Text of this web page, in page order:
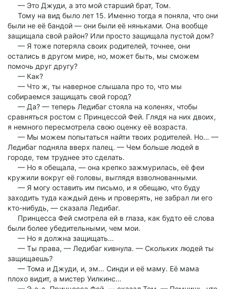
— Это Джуди, а это мой старший брат, Том.
Тому на вид было лет 15. Именно тогда я поняла, что они
были не её бандой — они были её няньками. Она вообще
защищала свой район? Или просто защищала пустой дом?
— Я тоже потеряла своих родителей, точнее, они
остались в другом мире, но, может быть, мы сможем
помочь друг другу?
— Как?
— Что ж, ты наверное слышала про то, что мы
собираемся защищать свой город?
— Да? — теперь Ледибаг стояла на коленях, чтобы
сравняться ростом с Принцессой Фей. Глядя на них двоих,
я немного пересмотрела свою оценку её возраста.
— Мы можем попытаться найти твоих родителей. Но… —
Ледибаг подняла вверх палец. — Чем больше людей в
городе, тем труднее это сделать.
— Но я обещала, — она крепко зажмурилась, её феи
кружили вокруг её головы, выглядя взволнованными.
— Я могу оставить им письмо, и я обещаю, что буду
заходить туда каждый день и проверять, не забрал ли его
кто-нибудь, — сказала Ледибаг.
Принцесса Фей смотрела ей в глаза, как будто её слова
были более убедительными, чем мои.
— Но я должна защищать…
— Ты права, — Ледибаг кивнула. — Скольких людей ты
защищаешь?
— Тома и Джуди, и, эм… Синди и её маму. Её мама
плохо видит, а мистер Уилкинс…